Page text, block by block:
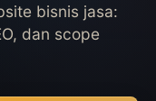
bisnis jasa:
dan scope